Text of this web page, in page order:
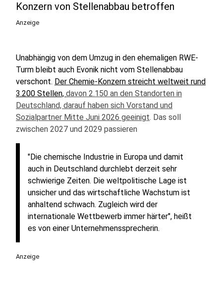
Konzern von Stellenabbau betroffen
Anzeige
Unabhängig von dem Umzug in den ehemaligen RWE-
Turm bleibt auch Evonik nicht vom Stellenabbau
verschont. Der Chemie-Konzern streicht weltweit rund
3.200 Stellen, davon 2.150 an den Standorten in
Deutschland, darauf haben sich Vorstand und
Sozialpartner Mitte Juni 2026 geeinigt. Das soll
zwischen 2027 und 2029 passieren
"Die chemische Industrie in Europa und damit
auch in Deutschland durchlebt derzeit sehr
schwierige Zeiten. Die weltpolitische Lage ist
unsicher und das wirtschaftliche Wachstum ist
anhaltend schwach. Zugleich wird der
internationale Wettbewerb immer härter", heißt
es von einer Unternehmenssprecherin.
Anzeige